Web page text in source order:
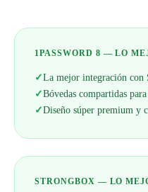
1PASSWORD 8 — LO
✓La mejor integración con
✓Bóvedas compartidas
✓Diseño súper premium y
STRONGBOX — LO